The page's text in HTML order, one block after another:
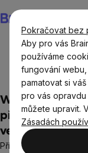
Pokračovat bez
Aby pro vás
používáme
fungování webu,
pamatovat si
pro vás
můžete upravit.
Zásadách
na
obsah
Přírodní
WellMax®
přírodní
vera, 50 ml
Přírodní deodorant s